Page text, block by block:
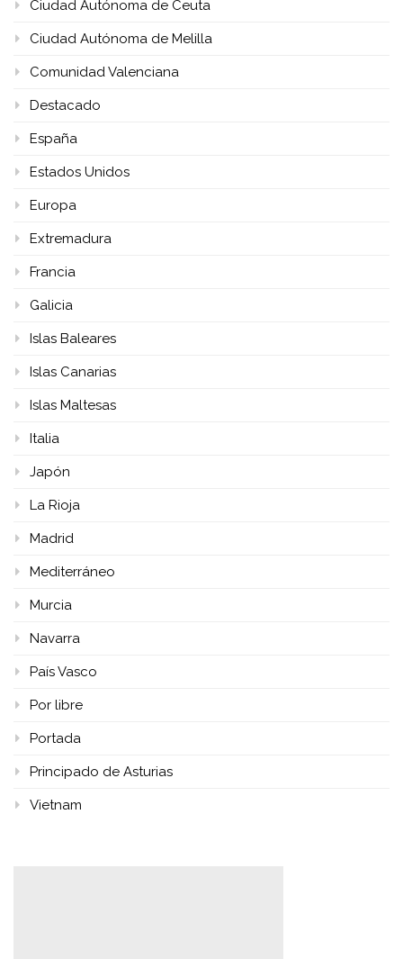
Ciudad Autónoma de Ceuta
Ciudad Autónoma de Melilla
Comunidad Valenciana
Destacado
España
Estados Unidos
Europa
Extremadura
Francia
Galicia
Islas Baleares
Islas Canarias
Islas Maltesas
Italia
Japón
La Rioja
Madrid
Mediterráneo
Murcia
Navarra
País Vasco
Por libre
Portada
Principado de Asturias
Vietnam